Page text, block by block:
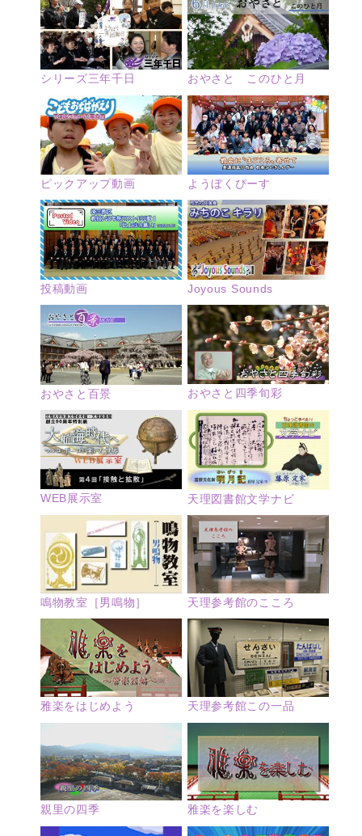
シリーズ三年千日 おやさと このひと月
ピックアップ動画 ようぼくぴーす
投稿動画 Joyous Sounds
おやさと百景 おやさと四季旬彩
WEB展示室 天理図書館文学ナビ
鳴物教室［男鳴物］ 天理参考館のこころ
雅楽をはじめよう 天理参考館この一品
親里の四季 雅楽を楽しむ